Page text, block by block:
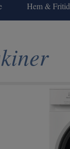
Hem & Fritid